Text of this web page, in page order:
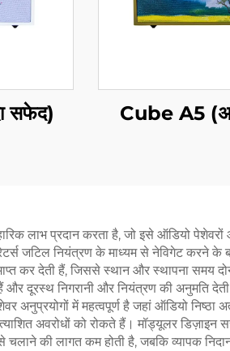
सफेद) Cube A5
लाभ प्रदान करता है, जो इसे ऑडियो
जटिल नियंत्रण के माध्यम से नेविगेट करने के
कर देती हैं, जिससे स्थान और स्थापना समय
दूरस्थ निगरानी और नियंत्रण की अनुमति देती
अनुप्रयोगों में महत्वपूर्ण है जहां ऑडियो
अवरोधों को रोकते हैं। मॉड्यूलर
की लागत कम होती है, जबकि व्यापक